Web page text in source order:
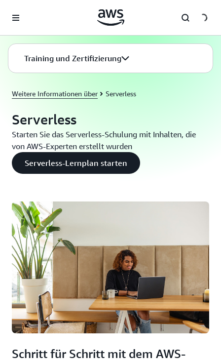
Überspringen zum Hauptinhalt
Training und Zertifizierung
Weitere Informationen über Serverless
Serverless
Starten Sie das Serverless-Schulung mit Inhalten, die
von AWS-Experten erstellt wurden
Serverless-Lernplan starten
Schritt für Schritt mit dem AWS-